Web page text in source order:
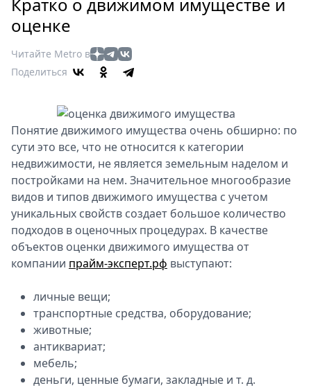
Россия
Здоровье
Еда
Мода
Театр
Кино
Афиша
Книги
Выставки
Пресс-
релизы
О
Metro
Стримы
Спецпроекты
Звезды
Выборы
2026
оценке
Читайте Metro в
Поделиться
Понятие движимого имущества очень обширно: по
сути это все, что не относится к категории
недвижимости, не является земельным наделом и
постройками на нем. Значительное многообразие
видов и типов движимого имущества с учетом
уникальных свойств создает большое количество
подходов в оценочных процедурах. В качестве
объектов оценки движимого имущества от
компании прайм-эксперт.рф выступают:
личные вещи;
транспортные средства, оборудование;
животные;
антиквариат;
мебель;
деньги, ценные бумаги, закладные и т. д.